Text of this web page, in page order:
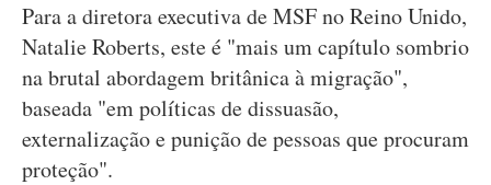
Para a diretora executiva de MSF no Reino Unido,
Natalie Roberts, este é "mais um capítulo sombrio
na brutal abordagem britânica à migração",
baseada "em políticas de dissuasão,
externalização e punição de pessoas que procuram
proteção".